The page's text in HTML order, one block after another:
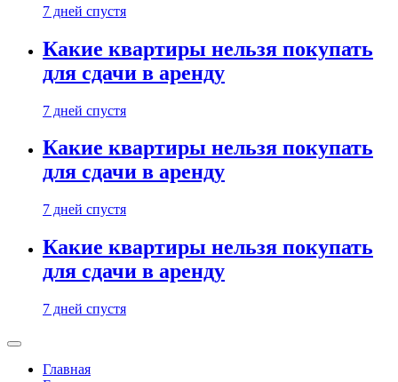
7 дней спустя
Какие квартиры нельзя покупать
для сдачи в аренду
7 дней спустя
Какие квартиры нельзя покупать
для сдачи в аренду
7 дней спустя
Какие квартиры нельзя покупать
для сдачи в аренду
7 дней спустя
Главная